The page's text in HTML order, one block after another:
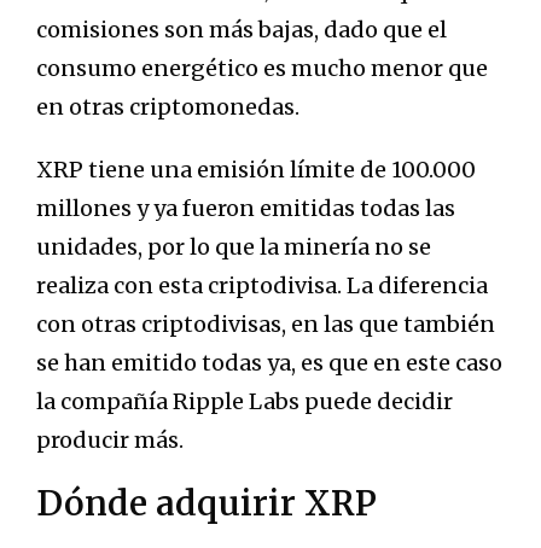
comisiones son más bajas, dado que el
consumo energético es mucho menor que
en otras criptomonedas.
XRP tiene una emisión límite de 100.000
millones y ya fueron emitidas todas las
unidades, por lo que la minería no se
realiza con esta criptodivisa. La diferencia
con otras criptodivisas, en las que también
se han emitido todas ya, es que en este caso
la compañía Ripple Labs puede decidir
producir más.
Dónde adquirir XRP